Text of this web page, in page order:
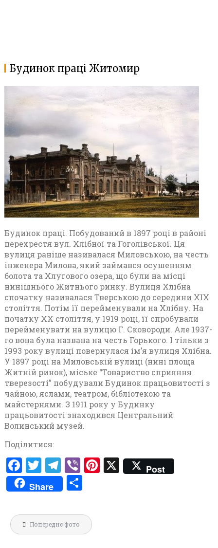
Будинок праці Житомир
Будинок праці. Побудований в 1897 році в районі
перехрестя вул. Хлібної та Гоголівської. Ця
вулиця раніше називалася Миловською, на честь
інженера Милова, який займався осушенням
болота та Хлугового озера, що були на місці
нинішнього Житнього ринку. Вулиця Хлібна
спочатку називалася Тверською до середини ХІХ
століття. Потім її перейменували на Хлібну. На
початку ХХ століття, у 1919 році, її спробували
перейменувати на вулицю Г. Сковороди. Але 1937-
го вона була названа на честь Горького. І тільки з
1993 року вулиці повернулася ім’я вулиця Хлібна.
У 1897 році на Миловській вулиці (нині площа
Житній ринок), міське “Товариство сприяння
тверезості” побудували Будинок працьовитості з
чайною, яслами, театром, бібліотекою та
майстернями. З 1911 року у Будинку
працьовитості знаходився Центральний
Волинський музей.
Поділитися:
F
a
ce
b
o
T
w
it
te
r
T
el
e
gr
a
V
ib
er
Pi X
Post
Share
ді
л
Навігація
записів
Попереднє фото